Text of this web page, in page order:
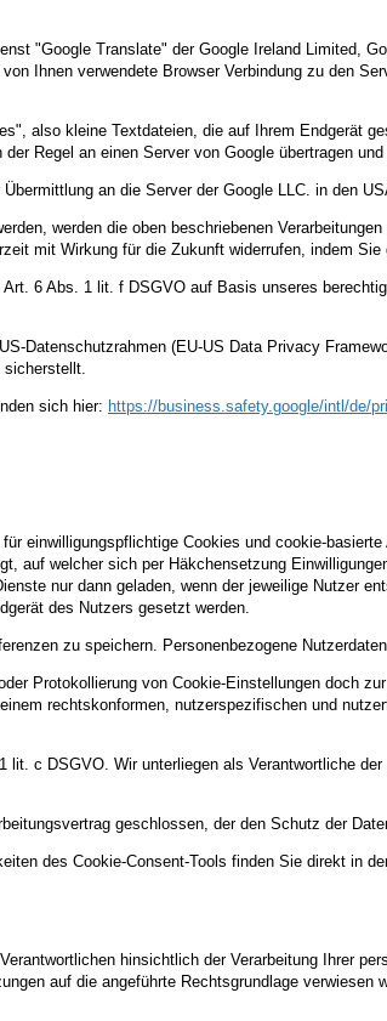
"Google Translate" der Google Ireland Limited,
Ihnen verwendete Browser Verbindung zu den
also kleine Textdateien, die auf Ihrem Endgerät
Regel an einen Server von Google übertragen und
an die Server der Google LLC. in den
werden die oben beschriebenen
mit Wirkung für die Zukunft widerrufen, indem
6 Abs. 1 lit. f DSGVO auf Basis unseres
Datenschutzrahmen (EU-US Data Privacy
sich hier: https://business.safety.google/intl/de/
einwilligungspflichtige Cookies und cookie-
auf welcher sich per Häkchensetzung
nur dann geladen, wenn der jeweilige Nutzer
des Nutzers gesetzt werden.
zu speichern. Personenbezogene
Protokollierung von Cookie-Einstellungen doch
rechtskonformen, nutzerspezifischen und
lit. c DSGVO. Wir unterliegen als Verantwortliche
geschlossen, der den Schutz der
des Cookie-Consent-Tools finden Sie direkt in
hinsichtlich der Verarbeitung Ihrer
auf die angeführte Rechtsgrundlage verwiesen